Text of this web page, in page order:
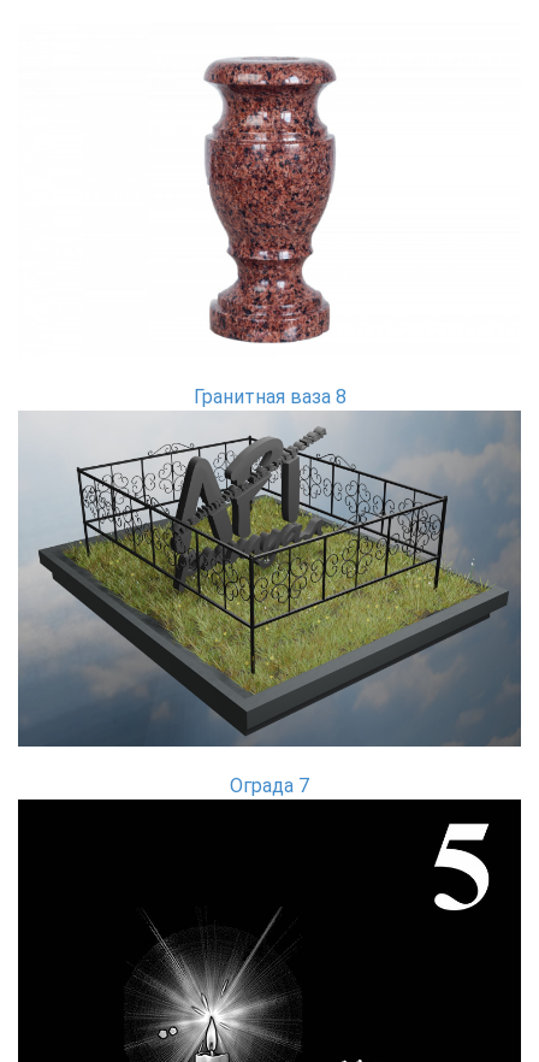
Гранитная ваза 8
Ограда 7